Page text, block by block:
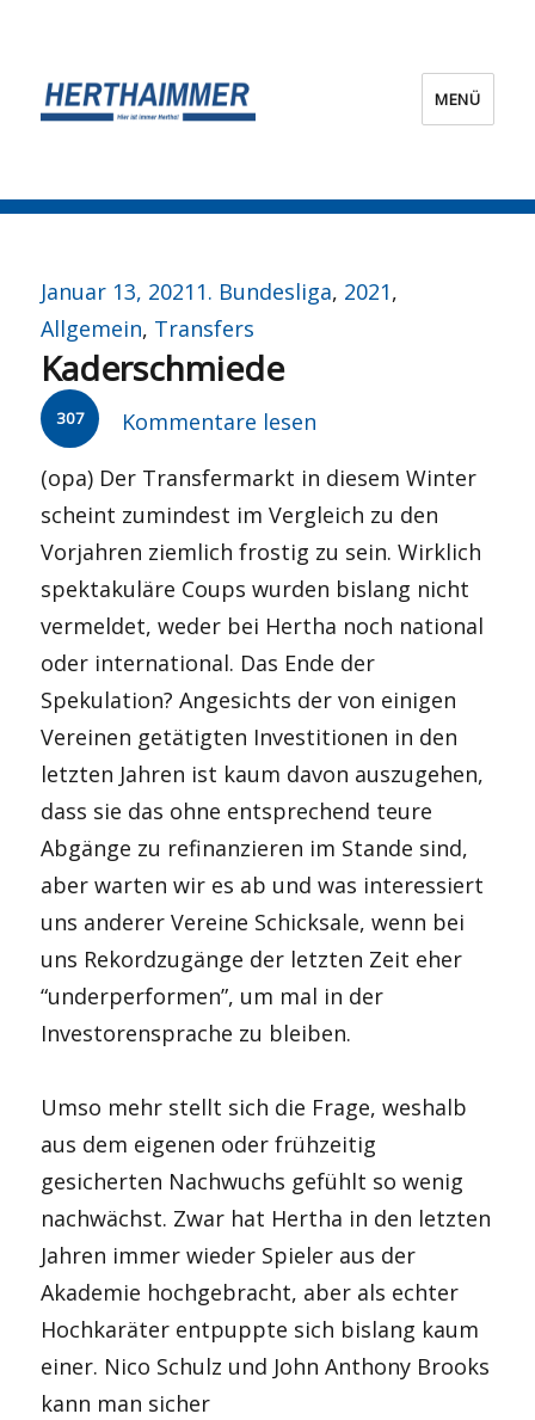
MENÜ
Veröffentlicht
am
Januar 13, 2021 Kategorien
1. Bundesliga, 2021,
Allgemein, Transfers
Kaderschmiede
307
Kommentare lesen
(opa) Der Transfermarkt in diesem Winter
scheint zumindest im Vergleich zu den
Vorjahren ziemlich frostig zu sein. Wirklich
spektakuläre Coups wurden bislang nicht
vermeldet, weder bei Hertha noch national
oder international. Das Ende der
Spekulation? Angesichts der von einigen
Vereinen getätigten Investitionen in den
letzten Jahren ist kaum davon auszugehen,
dass sie das ohne entsprechend teure
Abgänge zu refinanzieren im Stande sind,
aber warten wir es ab und was interessiert
uns anderer Vereine Schicksale, wenn bei
uns Rekordzugänge der letzten Zeit eher
“underperformen”, um mal in der
Investorensprache zu bleiben.
Umso mehr stellt sich die Frage, weshalb
aus dem eigenen oder frühzeitig
gesicherten Nachwuchs gefühlt so wenig
nachwächst. Zwar hat Hertha in den letzten
Jahren immer wieder Spieler aus der
Akademie hochgebracht, aber als echter
Hochkaräter entpuppte sich bislang kaum
einer. Nico Schulz und John Anthony Brooks
kann man sicher